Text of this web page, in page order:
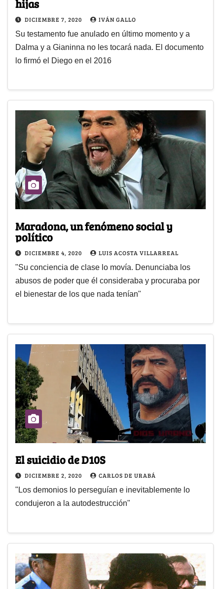
hijas
DICIEMBRE 7, 2020 IVÁN GALLO
Su testamento fue anulado en último momento y a
Dalma y a Gianinna no les tocará nada. El documento
lo firmó el Diego en el 2016
Maradona, un fenómeno social y
político
DICIEMBRE 4, 2020 LUIS ACOSTA VILLARREAL
"Su conciencia de clase lo movía. Denunciaba los
abusos de poder que él consideraba y procuraba por
el bienestar de los que nada tenían"
El suicidio de D10S
DICIEMBRE 2, 2020 CARLOS DE URABÁ
"Los demonios lo perseguían e inevitablemente lo
condujeron a la autodestrucción"